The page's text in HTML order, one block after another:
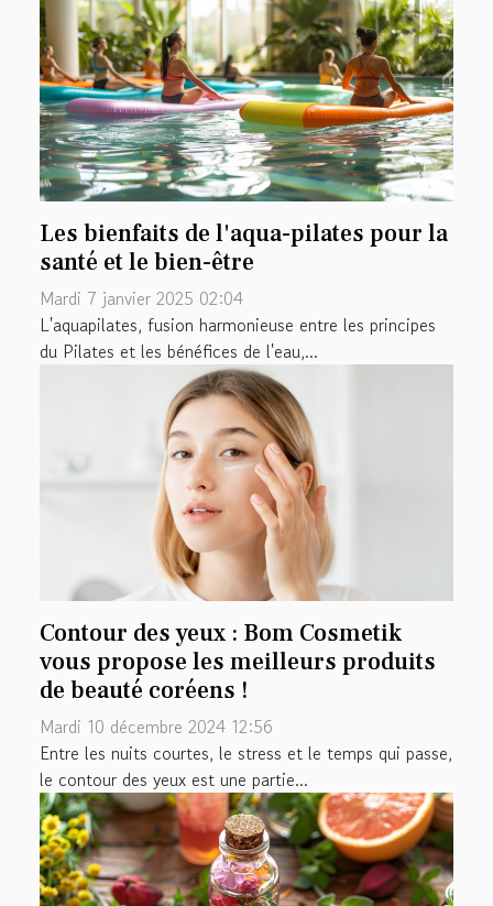
Les bienfaits de l'aqua-pilates pour la
santé et le bien-être
Mardi 7 janvier 2025 02:04
L'aquapilates, fusion harmonieuse entre les principes
du Pilates et les bénéfices de l'eau,...
Contour des yeux : Bom Cosmetik
vous propose les meilleurs produits
de beauté coréens !
Mardi 10 décembre 2024 12:56
Entre les nuits courtes, le stress et le temps qui passe,
le contour des yeux est une partie...